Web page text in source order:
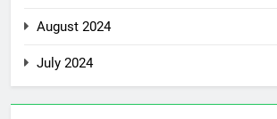
August 2024
July 2024